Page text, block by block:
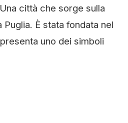
Una città che sorge sulla
È stata fondata nel
uno dei simboli